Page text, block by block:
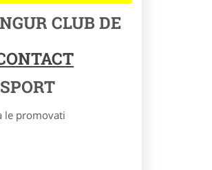
CLUB DE
le promovati